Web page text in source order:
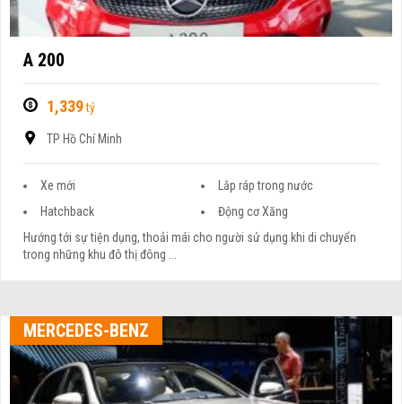
A 200
1,339tỷ
TP Hồ Chí Minh
Xe mới
Lắp ráp trong nước
Hatchback
Động cơ Xăng
Hướng tới sự tiện dụng, thoải mái cho người sử dụng khi di chuyển
trong những khu đô thị đông ...
MERCEDES-BENZ